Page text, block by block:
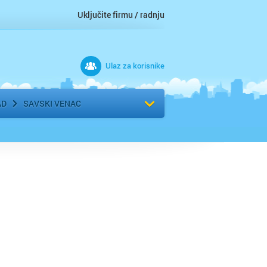
Uključite firmu / radnju
Ulaz za korisnike
SAVSKI VENACIzaberite komšiluk